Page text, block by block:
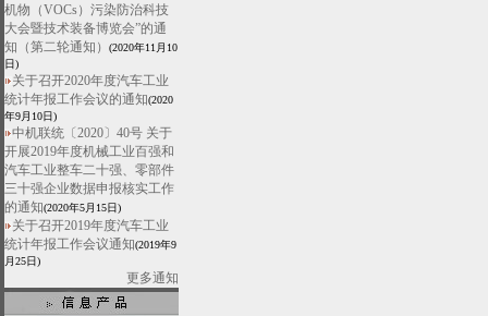
机物（VOCs）污染防治科技
大会暨技术装备博览会”的通
知（第二轮通知）
(2020年11月10
日)
关于召开2020年度汽车工业
统计年报工作会议的通知(2020
年9月10日)
中机联统〔2020〕40号 关于
开展2019年度机械工业百强和
汽车工业整车二十强、零部件
三十强企业数据申报核实工作
的通知(2020年5月15日)
关于召开2019年度汽车工业
统计年报工作会议通知(2019年9
月25日)
更多通知